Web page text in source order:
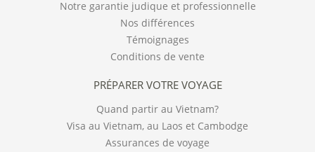
Notre garantie judique et professionnelle
Nos différences
Témoignages
Conditions de vente
PRÉPARER VOTRE VOYAGE
Quand partir au Vietnam?
Visa au Vietnam, au Laos et Cambodge
Assurances de voyage